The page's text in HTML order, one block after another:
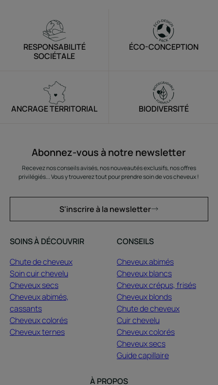
RESPONSABILITÉ
SOCIÉTALE
ÉCO-CONCEPTION
ANCRAGE TERRITORIAL BIODIVERSITÉ
Abonnez-vous à notre newsletter
Recevez nos conseils avisés, nos nouveautés exclusifs, nos offres
privilégiés... Vous y trouverez tout pour prendre soin de vos cheveux !
S'inscrire à la newsletter
SOINS À DÉCOUVRIR
Chute de cheveux
Soin cuir chevelu
Cheveux secs
Cheveux abimés,
cassants
Cheveux colorés
Cheveux ternes
CONSEILS
Cheveux abimés
Cheveux blancs
Cheveux crépus, frisés
Cheveux blonds
Chute de cheveux
Cuir chevelu
Cheveux colorés
Cheveux secs
Guide capillaire
À PROPOS